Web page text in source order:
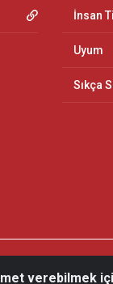
İnsan
Uyum
Sıkça
verebilmek